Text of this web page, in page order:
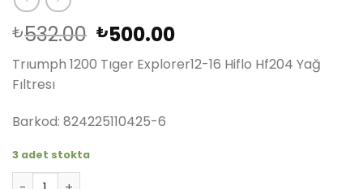
₺532.00 Orijinal
fiyat:
₺532.00.
₺500.00Şu
andaki
fiyat:
Trıumph 1200 Tıger Explorer12-16 Hiflo Hf204 Yağ
Fıltresı
Barkod: 824225110425-6
3 adet stokta
Trıumph 1200 Tıger Explorer 12-16 Hiflo Hf204 Yağ